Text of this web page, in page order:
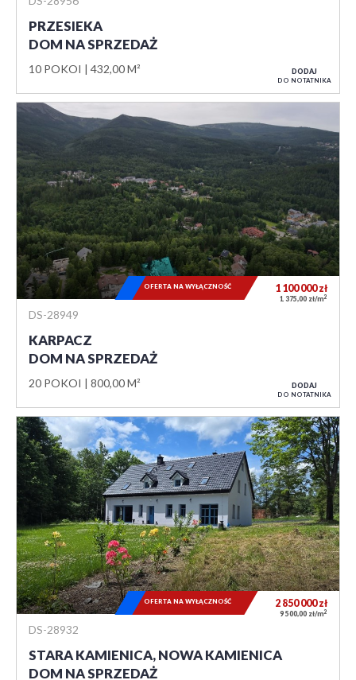
PRZESIEKA
DOM NA SPRZEDAŻ
10 POKOI 432,00 M² DODAJ
DO NOTATNIKA
DS-28949
KARPACZ
DOM NA SPRZEDAŻ
20 POKOI 800,00 M²
1 100 000zł
1 375,00 zł/m2
OFERTA NA WYŁĄCZNOŚĆ
DODAJ
DO NOTATNIKA
DS-28932
STARA KAMIENICA, NOWA KAMIENICA
DOM NA SPRZEDAŻ
2 850 000zł
9 500,00 zł/m2
OFERTA NA WYŁĄCZNOŚĆ